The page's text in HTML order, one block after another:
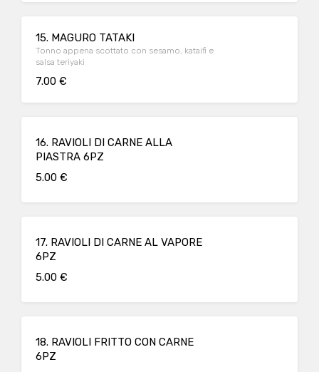
15. MAGURO TATAKI
Tonno appena scottato con sesamo, kataifi e
salsa teriyaki
7.00 €
16. RAVIOLI DI CARNE ALLA
PIASTRA 6PZ
5.00 €
17. RAVIOLI DI CARNE AL VAPORE
6PZ
5.00 €
18. RAVIOLI FRITTO CON CARNE
6PZ